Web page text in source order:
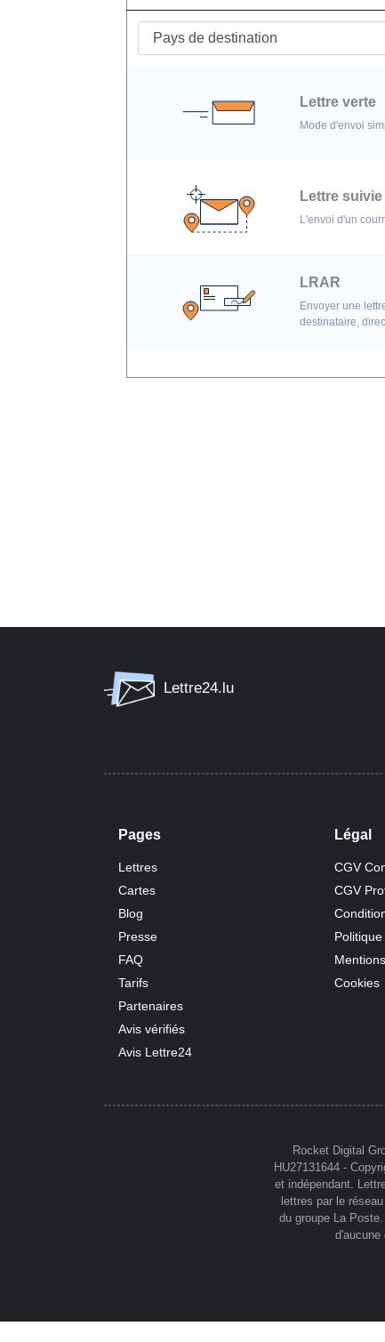
Lettre verte
Mode d'envoi
Lettre suivie
L'envoi d'un
LRAR
Envoyer une
destinataire,
Lettre24.lu
Pages
Lettres
Cartes
Blog
Presse
FAQ
Tarifs
Partenaires
Avis vérifiés
Avis Lettre24
Légal
CGV
CGV
Cookies
Rocket Digital
HU27131644 -
et indépendant.
lettres par le
du groupe La